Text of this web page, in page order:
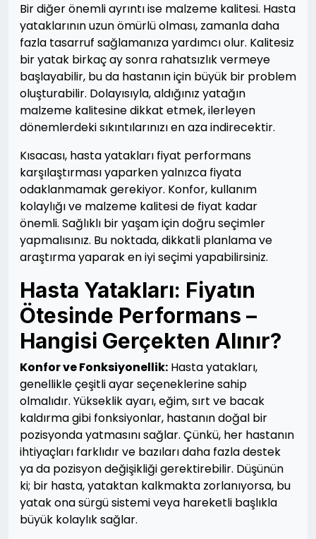
Bir diğer önemli ayrıntı ise malzeme kalitesi. Hasta
yataklarının uzun ömürlü olması, zamanla daha
fazla tasarruf sağlamanıza yardımcı olur. Kalitesiz
bir yatak birkaç ay sonra rahatsızlık vermeye
başlayabilir, bu da hastanın için büyük bir problem
oluşturabilir. Dolayısıyla, aldığınız yatağın
malzeme kalitesine dikkat etmek, ilerleyen
dönemlerdeki sıkıntılarınızı en aza indirecektir.
Kısacası, hasta yatakları fiyat performans
karşılaştırması yaparken yalnızca fiyata
odaklanmamak gerekiyor. Konfor, kullanım
kolaylığı ve malzeme kalitesi de fiyat kadar
önemli. Sağlıklı bir yaşam için doğru seçimler
yapmalısınız. Bu noktada, dikkatli planlama ve
araştırma yaparak en iyi seçimi yapabilirsiniz.
Hasta Yatakları: Fiyatın
Ötesinde Performans –
Hangisi Gerçekten Alınır?
Konfor ve Fonksiyonellik: Hasta yatakları,
genellikle çeşitli ayar seçeneklerine sahip
olmalıdır. Yükseklik ayarı, eğim, sırt ve bacak
kaldırma gibi fonksiyonlar, hastanın doğal bir
pozisyonda yatmasını sağlar. Çünkü, her hastanın
ihtiyaçları farklıdır ve bazıları daha fazla destek
ya da pozisyon değişikliği gerektirebilir. Düşünün
ki; bir hasta, yataktan kalkmakta zorlanıyorsa, bu
yatak ona sürgü sistemi veya hareketli başlıkla
büyük kolaylık sağlar.